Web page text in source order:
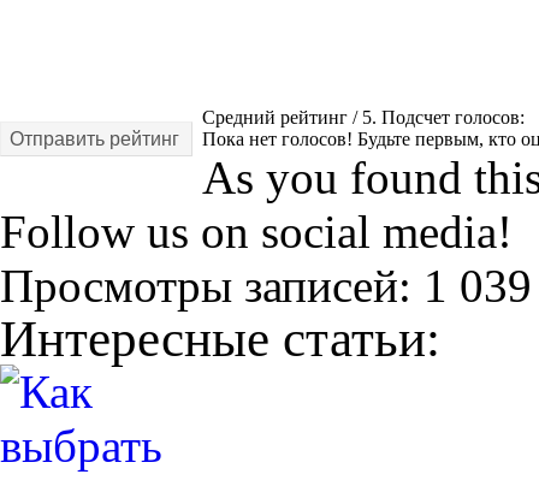
Отправить рейтинг
Средний рейтинг / 5. Подсчет голосов:
Пока нет голосов! Будьте первым, кто
As you found
Follow us on social media!
Просмотры записей: 1 039
Интересные статьи: